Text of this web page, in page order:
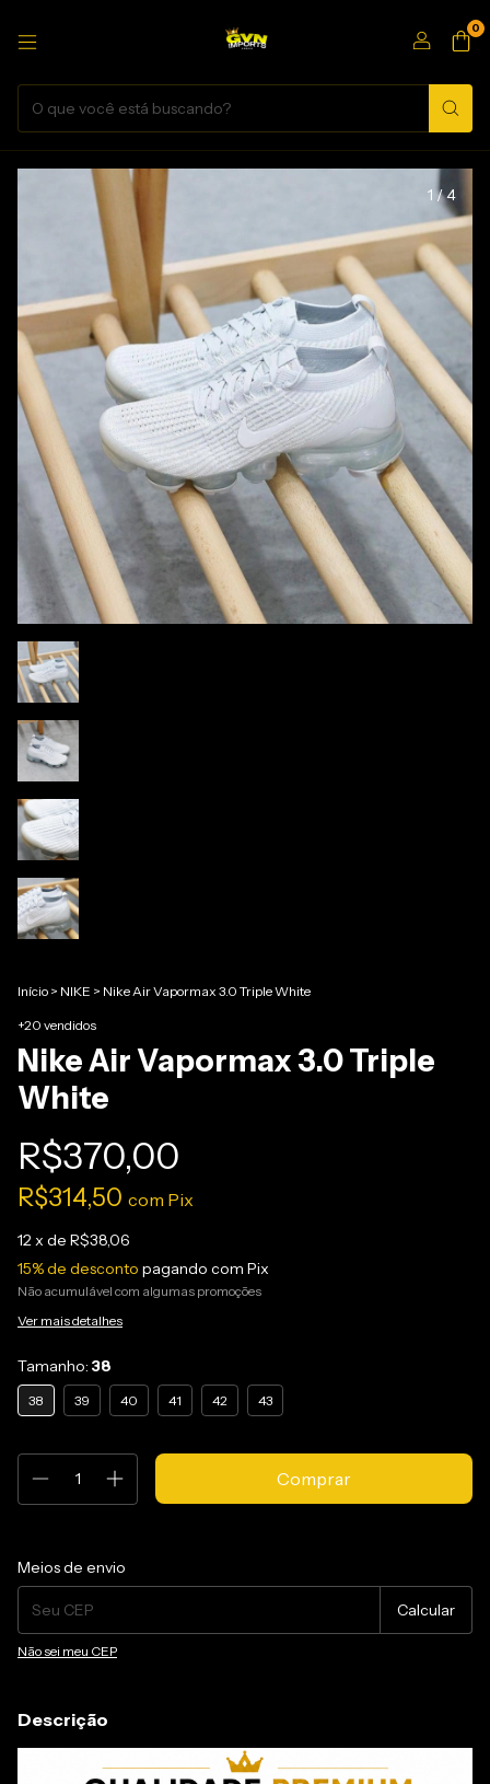
0
1 /4
Início > NIKE > Nike Air Vapormax 3.0 Triple White
+20 vendidos
Nike Air Vapormax 3.0 Triple
White
R$370,00
R$314,50 com Pix
12x de R$38,06
15% de desconto pagando com Pix
Não acumulável com algumas promoções
Ver mais detalhes
Tamanho: 38
38 39 40 41 42 43
Entregas para o CEP:
Meios de envio
Calcular
Não sei meu CEP
Descrição